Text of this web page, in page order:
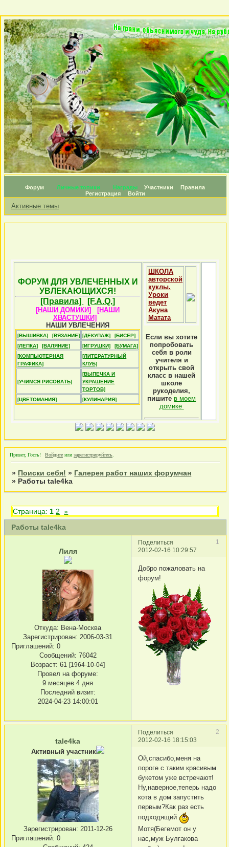
Форум Личные топики Награды Участники
Правила
Регистрация
Войти
Активные темы
ФОРУМ ДЛЯ УВЛЕЧЕННЫХ И
УВЛЕКАЮЩИХСЯ!
[Правила]
[F.A.Q.]
[НАШИ ДОМИКИ]
[НАШИ
ХВАСТУШКИ]
НАШИ УВЛЕЧЕНИЯ
[ВЫШИВКА] [ВЯЗАНИЕ] [ДЕКУПАЖ]
[БИСЕР]
[ЛЕПКА]
[ВАЛЯНИЕ] [ИГРУШКИ]
[БУМАГА]
[КОМПЬЮТЕРНАЯ
ГРАФИКА]
[ЛИТЕРАТУРНЫЙ
КЛУБ]
[УЧИМСЯ РИСОВАТЬ]
[ВЫПЕЧКА И
УКРАШЕНИЕ
ТОРТОВ]
[ЦВЕТОМАНИЯ]
[КУЛИНАРИЯ]
ШКОЛА
авторской
куклы.
Уроки
ведет
Акуна
Матата
Если вы хотите
попробовать
себя в роли
учителя и
открыть свой
класс в нашей
школе
рукоделия,
пишите в моем
домике
Привет, Гость! Войдите или зарегистрируйтесь
» Поиски себя! » Галерея работ наших форумчан
» Работы tale4ka
Работы tale4ka
Страница: 1 2 »
Поделиться
1
2012-02-16 10:29:57
Лиля
Откуда: Вена-Москва
Зарегистрирован: 2006-03-31
Приглашений: 0
Сообщений: 76042
Возраст: 61 [1964-10-04]
Провел на форуме:
9 месяцев 4 дня
Последний визит:
2024-04-23 14:00:01
Добро пожаловать на
форум!
Поделиться
2
2012-02-16 18:15:03
tale4ka
Активный участник
Зарегистрирован: 2011-12-26
Приглашений: 0
Ой,спасибо,меня на
пороге с таким красивым
букетом уже встречают!
Ну,наверное,теперь надо
кота в дом запустить
первым?Как раз есть
подходящий
Мотя(Бегемот он у
нас,муж Булгакова